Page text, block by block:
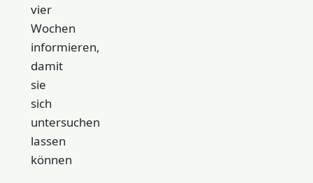
vier
Wochen
informieren,
damit
sie
sich
untersuchen
lassen
können